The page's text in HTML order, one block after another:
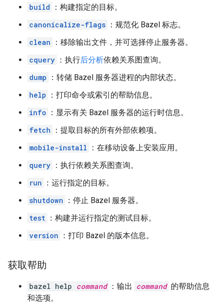
build
：构建指定的目标。
canonicalize-flags ：规范化 Bazel 标志。
clean
：移除输出文件，并可选择停止服务器。
cquery ：执行后分析依赖关系图查询。
dump
：转储 Bazel 服务器进程的内部状态。
help
：打印命令或索引的帮助信息。
info
：显示有关 Bazel 服务器的运行时信息。
fetch
：提取目标的所有外部依赖项。
mobile-install
：在移动设备上安装应用。
query ：执行依赖关系图查询。
run
：运行指定的目标。
shutdown
：停止 Bazel 服务器。
test ：构建并运行指定的测试目标。
version
：打印 Bazel 的版本信息。
获取帮助
bazel help command ：输出 command 的帮助信息
和选项。